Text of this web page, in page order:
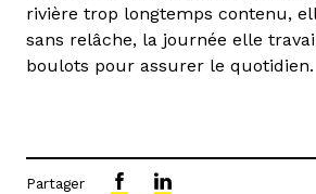
rivière trop longtemps contenu,
sans relâche, la journée elle
boulots pour assurer le quotidien.
Partager